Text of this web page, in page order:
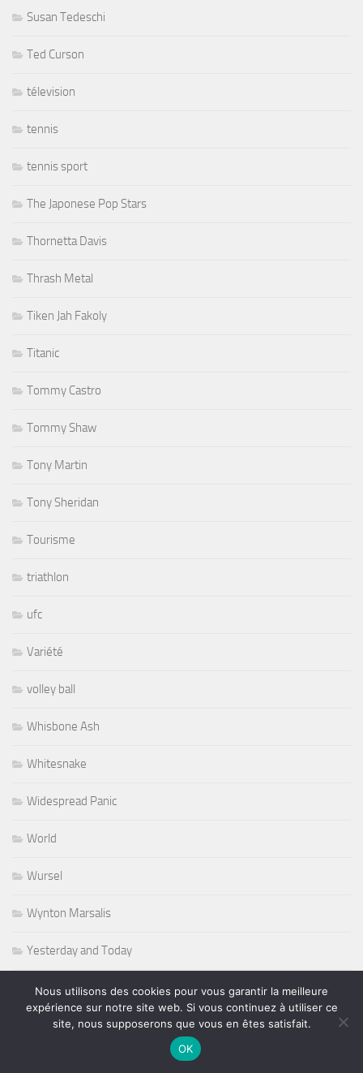
Susan Tedeschi
Ted Curson
télevision
tennis
tennis sport
The Japonese Pop Stars
Thornetta Davis
Thrash Metal
Tiken Jah Fakoly
Titanic
Tommy Castro
Tommy Shaw
Tony Martin
Tony Sheridan
Tourisme
triathlon
ufc
Variété
volley ball
Whisbone Ash
Whitesnake
Widespread Panic
World
Wursel
Wynton Marsalis
Yesterday and Today
Nous utilisons des cookies pour vous garantir la meilleure
expérience sur notre site web. Si vous continuez à utiliser ce
site, nous supposerons que vous en êtes satisfait.
OK